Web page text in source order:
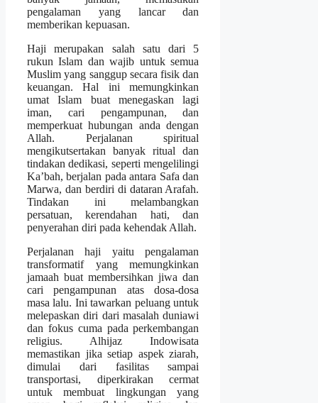
pengalaman yang lancar dan
memberikan kepuasan.
Haji merupakan salah satu dari 5
rukun Islam dan wajib untuk semua
Muslim yang sanggup secara fisik dan
keuangan. Hal ini memungkinkan
umat Islam buat menegaskan lagi
iman, cari pengampunan, dan
memperkuat hubungan anda dengan
Allah. Perjalanan spiritual
mengikutsertakan banyak ritual dan
tindakan dedikasi, seperti mengelilingi
Ka’bah, berjalan pada antara Safa dan
Marwa, dan berdiri di dataran Arafah.
Tindakan ini melambangkan
persatuan, kerendahan hati, dan
penyerahan diri pada kehendak Allah.
Perjalanan haji yaitu pengalaman
transformatif yang memungkinkan
jamaah buat membersihkan jiwa dan
cari pengampunan atas dosa-dosa
masa lalu. Ini tawarkan peluang untuk
melepaskan diri dari masalah duniawi
dan fokus cuma pada perkembangan
religius. Alhijaz Indowisata
memastikan jika setiap aspek ziarah,
dimulai dari fasilitas sampai
transportasi, diperkirakan cermat
untuk membuat lingkungan yang